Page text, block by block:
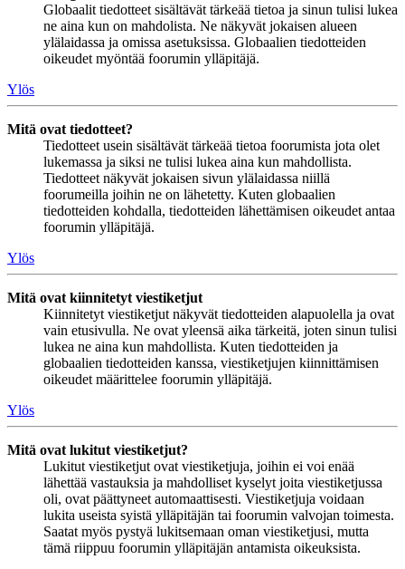
Globaalit tiedotteet sisältävät tärkeää tietoa ja sinun tulisi lukea
ne aina kun on mahdolista. Ne näkyvät jokaisen alueen
ylälaidassa ja omissa asetuksissa. Globaalien tiedotteiden
oikeudet myöntää foorumin ylläpitäjä.
Ylös
Mitä ovat tiedotteet?
Tiedotteet usein sisältävät tärkeää tietoa foorumista jota olet
lukemassa ja siksi ne tulisi lukea aina kun mahdollista.
Tiedotteet näkyvät jokaisen sivun ylälaidassa niillä
foorumeilla joihin ne on lähetetty. Kuten globaalien
tiedotteiden kohdalla, tiedotteiden lähettämisen oikeudet antaa
foorumin ylläpitäjä.
Ylös
Mitä ovat kiinnitetyt viestiketjut
Kiinnitetyt viestiketjut näkyvät tiedotteiden alapuolella ja ovat
vain etusivulla. Ne ovat yleensä aika tärkeitä, joten sinun tulisi
lukea ne aina kun mahdollista. Kuten tiedotteiden ja
globaalien tiedotteiden kanssa, viestiketjujen kiinnittämisen
oikeudet määrittelee foorumin ylläpitäjä.
Ylös
Mitä ovat lukitut viestiketjut?
Lukitut viestiketjut ovat viestiketjuja, joihin ei voi enää
lähettää vastauksia ja mahdolliset kyselyt joita viestiketjussa
oli, ovat päättyneet automaattisesti. Viestiketjuja voidaan
lukita useista syistä ylläpitäjän tai foorumin valvojan toimesta.
Saatat myös pystyä lukitsemaan oman viestiketjusi, mutta
tämä riippuu foorumin ylläpitäjän antamista oikeuksista.